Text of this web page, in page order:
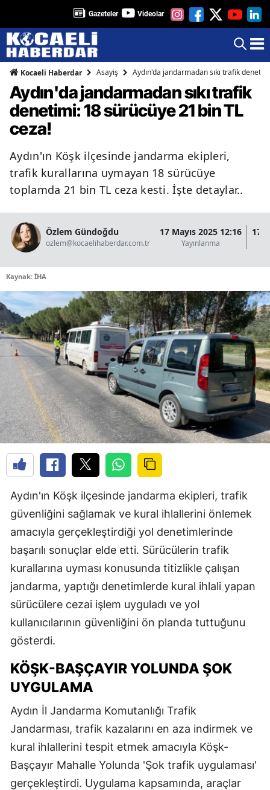
Gazeteler Videolar
Kocaeli Haberdar Asayiş Aydın'da jandarmadan sıkı trafik
Aydın'da jandarmadan sıkı trafik
denetimi: 18 sürücüye 21 bin TL
ceza!
Aydın'ın Köşk ilçesinde jandarma ekipleri,
trafik kurallarına uymayan 18 sürücüye
toplamda 21 bin TL ceza kesti. İşte detaylar..
Özlem Gündoğdu
ozlem@kocaelihaberdar.com.tr
17 Mayıs 2025 12:16
Yayınlanma
17
Kaynak: İHA
Aydın'ın Köşk ilçesinde jandarma ekipleri, trafik
güvenliğini sağlamak ve kural ihlallerini önlemek
amacıyla gerçekleştirdiği yol denetimlerinde
başarılı sonuçlar elde etti. Sürücülerin trafik
kurallarına uyması konusunda titizlikle çalışan
jandarma, yaptığı denetimlerde kural ihlali yapan
sürücülere cezai işlem uyguladı ve yol
kullanıcılarının güvenliğini ön planda tuttuğunu
gösterdi.
KÖŞK-BAŞÇAYIR YOLUNDA ŞOK
UYGULAMA
Aydın İl Jandarma Komutanlığı Trafik
Jandarması, trafik kazalarını en aza indirmek ve
kural ihlallerini tespit etmek amacıyla Köşk-
Başçayır Mahalle Yolunda 'Şok trafik uygulaması'
gerçekleştirdi. Uygulama kapsamında, araçlar